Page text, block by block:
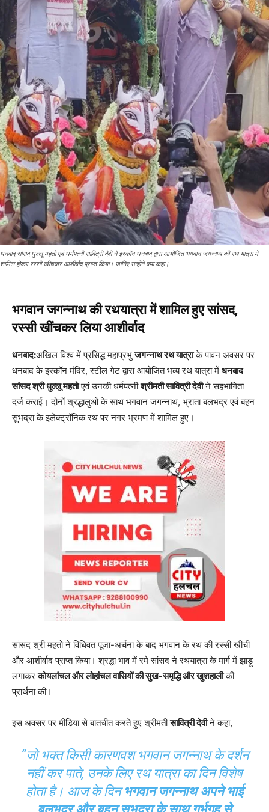
धनबाद सांसद धुल्लू महतो एवं धर्मपत्नी सावित्री देवी ने इस्कॉन धनबाद द्वारा आयोजित भगवान जगन्नाथ की रथ यात्रा में
शामिल होकर रस्सी खींचकर आशीर्वाद प्राप्त किया। जानिए उन्होंने क्या कहा।
भगवान जगन्नाथ की रथयात्रा में शामिल हुए सांसद,
रस्सी खींचकर लिया आशीर्वाद
धनबाद:अखिल विश्व में प्रसिद्ध महाप्रभुजगन्नाथ रथ यात्राके पावन अवसर पर
धनबाद के इस्कॉन मंदिर, स्टील गेट द्वारा आयोजित भव्य रथ यात्रा में धनबाद
सांसद श्री धुल्लू महतोएवं उनकी धर्मपत्नीश्रीमती सावित्री देवीने सहभागिता
दर्ज कराई। दोनों श्रद्धालुओं के साथ भगवान जगन्नाथ, भ्राता बलभद्र एवं बहन
सुभद्रा के इलेक्ट्रॉनिक रथ पर नगर भ्रमण में शामिल हुए।
सांसद श्री महतो ने विधिवत पूजा-अर्चना के बाद भगवान के रथ की रस्सी खींची
और आशीर्वाद प्राप्त किया। श्रद्धा भाव में रमे सांसद ने रथयात्रा के मार्ग में झाड़ू
लगाकरकोयलांचल और लोहांचल वासियों की सुख-समृद्धि और खुशहालीकी
प्रार्थना की।
इस अवसर पर मीडिया से बातचीत करते हुए श्रीमतीसावित्री देवीने कहा,
“जो भक्त किसी कारणवश भगवान जगन्नाथ के दर्शन
नहीं कर पाते, उनके लिए रथ यात्रा का दिन विशेष
होता है। आज के दिनभगवान जगन्नाथ अपने भाई